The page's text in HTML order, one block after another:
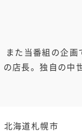
また当番組の企画
長。独自の中
北海道札幌市